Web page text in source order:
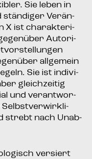
Sie leben in
stän­di­ger Ver­än­
X ist cha­rak­te­ri­
Auto­ri­
all­ge­mein
Sie ist indi­vi­
gleich­zei­tig
und ver­ant­wor­
Selbst­ver­wirk­li­
strebt nach Unab­
ver­siert